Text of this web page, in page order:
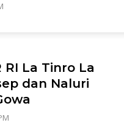
La Tinro La
dan Naluri